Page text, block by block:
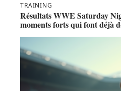
TRAINING
Résultats WWE Saturday
moments forts qui font déjà